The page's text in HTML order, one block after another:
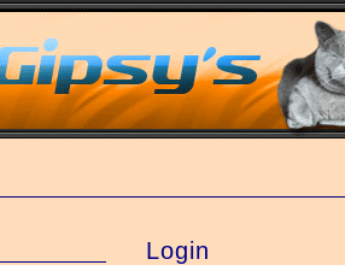
Login